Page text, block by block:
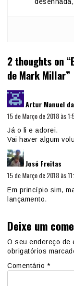
2 thoughts on “
de Mark Millar”
Artur Manuel
15 de Março de 2018 às
Já o li e adorei.
Vai haver algum
José Freitas
15 de Março de 2018 às
Em princípio sim,
lançamento.
Deixe um
O seu endereço de
obrigatórios
Comentário *